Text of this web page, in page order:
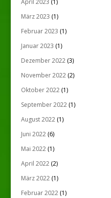
März 2023 (1)
Februar 2023 (1)
Januar 2023 (1)
Dezember 2022(3)
November 2022(2)
Oktober 2022(1)
September 2022(1)
August 2022(1)
Juni 2022(6)
Mai 2022(1)
April 2022(2)
März 2022(1)
Februar 2022(1)